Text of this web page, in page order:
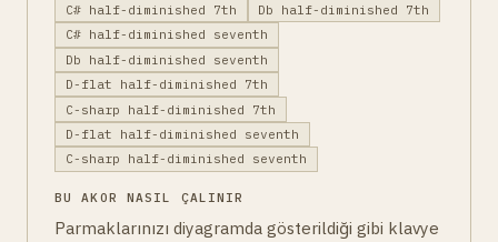
C# half-diminished 7th
Db half-diminished 7th
C# half-diminished seventh
Db half-diminished seventh
D-flat half-diminished 7th
C-sharp half-diminished 7th
D-flat half-diminished seventh
C-sharp half-diminished seventh
BU AKOR NASIL ÇALINIR
Parmaklarınızı diyagramda gösterildiği gibi klavye